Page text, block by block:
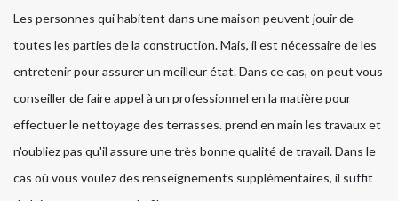
Les personnes qui habitent dans une maison peuvent jouir de
toutes les parties de la construction. Mais, il est nécessaire de les
entretenir pour assurer un meilleur état. Dans ce cas, on peut vous
conseiller de faire appel à un professionnel en la matière pour
effectuer le nettoyage des terrasses. prend en main les travaux et
n'oubliez pas qu'il assure une très bonne qualité de travail. Dans le
cas où vous voulez des renseignements supplémentaires, il suffit